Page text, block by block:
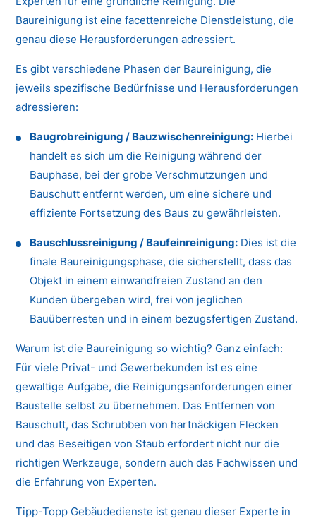
Baureinigung ist eine facettenreiche Dienstleistung, die
genau diese Herausforderungen adressiert.
Es gibt verschiedene Phasen der Baureinigung, die
jeweils spezifische Bedürfnisse und Herausforderungen
adressieren:
Baugrobreinigung / Bauzwischenreinigung: Hierbei
handelt es sich um die Reinigung während der
Bauphase, bei der grobe Verschmutzungen und
Bauschutt entfernt werden, um eine sichere und
effiziente Fortsetzung des Baus zu gewährleisten.
Bauschlussreinigung / Baufeinreinigung: Dies ist die
finale Baureinigungsphase, die sicherstellt, dass das
Objekt in einem einwandfreien Zustand an den
Kunden übergeben wird, frei von jeglichen
Bauüberresten und in einem bezugsfertigen Zustand.
Warum ist die Baureinigung so wichtig? Ganz einfach:
Für viele Privat- und Gewerbekunden ist es eine
gewaltige Aufgabe, die Reinigungsanforderungen einer
Baustelle selbst zu übernehmen. Das Entfernen von
Bauschutt, das Schrubben von hartnäckigen Flecken
und das Beseitigen von Staub erfordert nicht nur die
richtigen Werkzeuge, sondern auch das Fachwissen und
die Erfahrung von Experten.
Tipp-Topp Gebäudedienste ist genau dieser Experte in